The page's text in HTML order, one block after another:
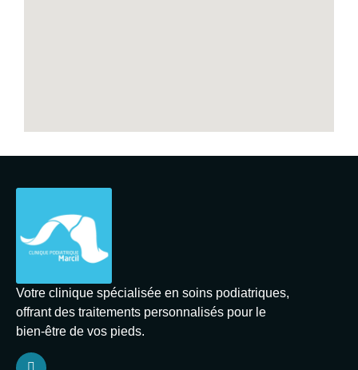
Votre clinique spécialisée en soins podiatriques,
offrant des traitements personnalisés pour le
bien-être de vos pieds.